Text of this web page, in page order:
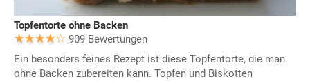
Topfentorte ohne Backen
909 Bewertungen
Ein besonders feines Rezept ist diese Topfentorte, die man
ohne Backen zubereiten kann. Topfen und Biskotten